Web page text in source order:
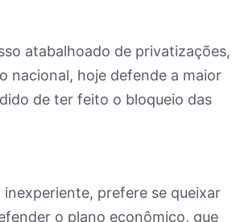
atabalhoado de privatizações,
nacional, hoje defende a maior
de ter feito o bloqueio das
prefere se queixar
o plano econômico, que